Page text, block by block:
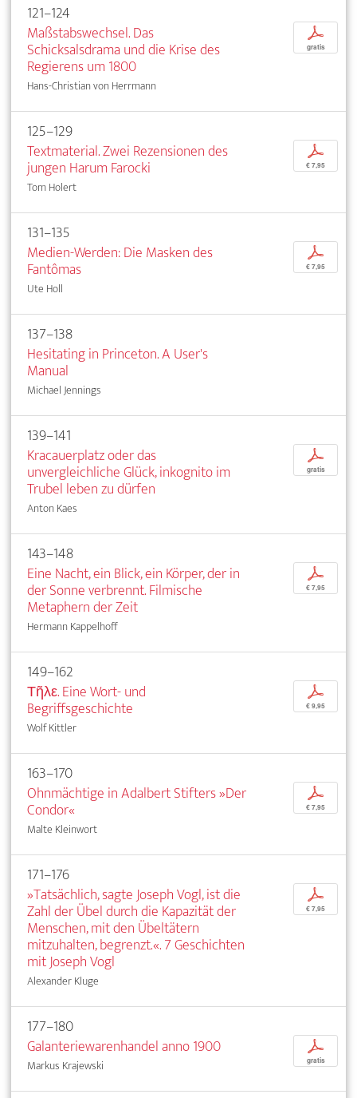
121–124
Maßstabswechsel. Das
Schicksalsdrama und die Krise des
Regierens um 1800
Hans-Christian von Herrmann
p
gratis
125–129
Textmaterial. Zwei Rezensionen des
jungen Harum Farocki
Tom Holert
p
€ 7,95
131–135
Medien-Werden: Die Masken des
Fantômas
Ute Holl
p
€ 7,95
137–138
Hesitating in Princeton. A User's
Manual
Michael Jennings
139–141
Kracauerplatz oder das
unvergleichliche Glück, inkognito im
Trubel leben zu dürfen
Anton Kaes
p
gratis
143–148
Eine Nacht, ein Blick, ein Körper, der in
der Sonne verbrennt. Filmische
Metaphern der Zeit
Hermann Kappelhoff
p
€ 7,95
149–162
Τῆλε. Eine Wort- und
Begriffsgeschichte
Wolf Kittler
p
€ 9,95
163–170
Ohnmächtige in Adalbert Stifters »Der
Condor«
Malte Kleinwort
p
€ 7,95
171–176
»Tatsächlich, sagte Joseph Vogl, ist die
Zahl der Übel durch die Kapazität der
Menschen, mit den Übeltätern
mitzuhalten, begrenzt.«. 7 Geschichten
mit Joseph Vogl
Alexander Kluge
p
€ 7,95
177–180
Galanteriewarenhandel anno 1900
Markus Krajewski
p
gratis